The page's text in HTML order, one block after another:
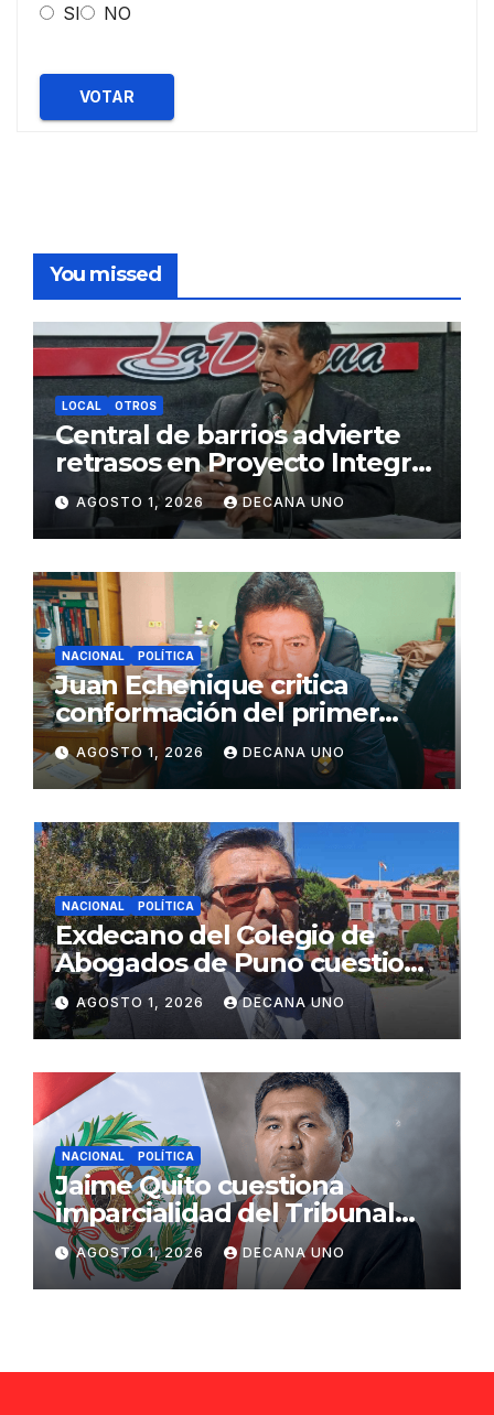
SI NO
VOTAR
You missed
LOCAL OTROS
Central de barrios advierte
retrasos en Proyecto Integral
de Agua y Alcantarillado para
Juliaca
AGOSTO 1, 2026 DECANA UNO
NACIONAL POLÍTICA
Juan Echenique critica
conformación del primer
gabinete ministerial de Keiko
Fujimori
AGOSTO 1, 2026 DECANA UNO
NACIONAL POLÍTICA
Exdecano del Colegio de
Abogados de Puno cuestiona
propuestas sobre seguridad
ciudadana
AGOSTO 1, 2026 DECANA UNO
NACIONAL POLÍTICA
Jaime Quito cuestiona
imparcialidad del Tribunal
Constitucional tras liberación
de Ollanta Humala
AGOSTO 1, 2026 DECANA UNO